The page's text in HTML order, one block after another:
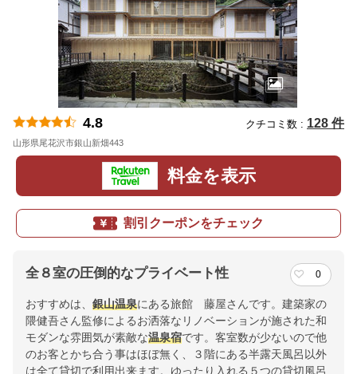
4.8 クチコミ数 : 128 件
山形県尾花沢市銀山新畑443
料金を表示
割引クーポンをチェック
全８室の圧倒的なプライベート性 0
おすすめは、 銀山温泉にある旅館 藤屋さんです。建築家の
隈健吾さん監修によるお洒落なリノベーションが施された和
モダンな雰囲気が素敵な温泉宿です。客室数が少ないので他
のお客とかち合う事はほぼ無く、３階にある半露天風呂以外
は全て貸切で利用出来ます。ゆったり入れる５つの貸切風呂